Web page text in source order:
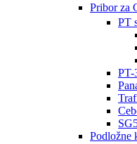
Pribor za
PT
PT-
Podložne